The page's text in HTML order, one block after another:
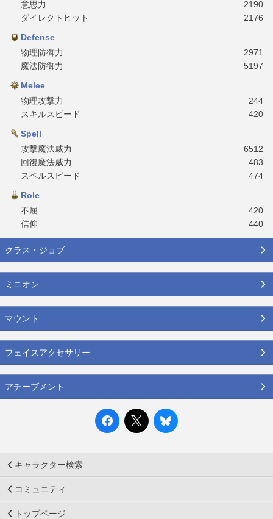
意思力
2190
ダイレクトヒット
2176
Defense
物理防御力
2971
魔法防御力
5197
Melee
物理攻撃力
244
スキルスピード
420
Spell
攻撃魔法威力
6512
回復魔法威力
483
スペルスピード
474
Role
不屈
420
信仰
440
クラス・ジョブ
ミニオン
マウント
フェイスアクセサリー
アチーブメント
キャラクター検索
コミュニティ
トップページ